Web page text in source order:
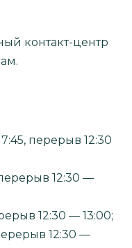
контакт-центр
перерыв 12:30
12:30 —
12:30 — 13:00;
12:30 —